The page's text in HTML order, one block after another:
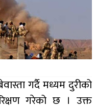
गर्दै मध्यम दुरीको
गरेको छ । उक्त